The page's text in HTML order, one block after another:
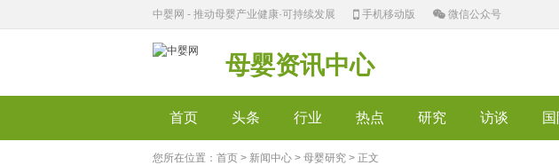
中婴网 - 推动母婴产业健康·可持续发展 手机移动版 微信公众号
母婴资讯中心
首页 头条 行业 热点 研究 访谈
您所在位置： 首页 > 新闻中心 > 母婴研究 > 正文